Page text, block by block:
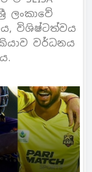
ලංකාවේ
විශිෂ්ටත්වය
වර්ධනය